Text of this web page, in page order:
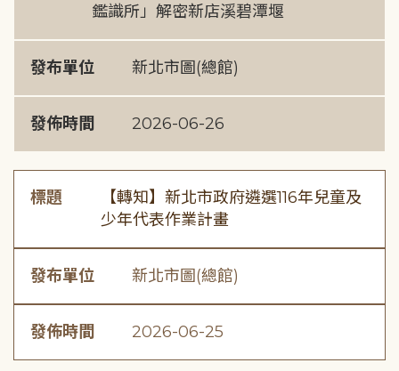
鑑識所」解密新店溪碧潭堰
發布單位 新北市圖(總館)
發佈時間 2026-06-26
標題
【轉知】新北市政府遴選116年兒童及
少年代表作業計畫
發布單位 新北市圖(總館)
發佈時間 2026-06-25